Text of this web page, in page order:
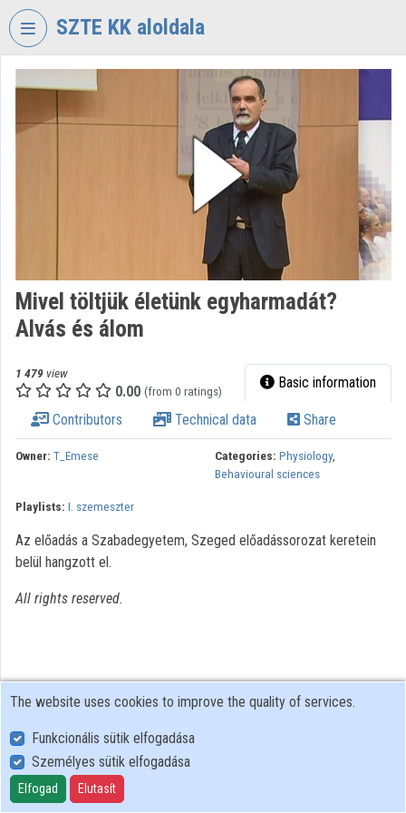
Skip header
SZTE KK aloldala
VIDEO
UNIVERSITY
Organization discovery
Categories
Organizations
Mivel töltjük életünk egyharmadát?
Alvás és álom
1 479 view
0.00 (from 0 ratings) Basic information
Contributors Technical data Share
Owner: T_Emese Categories: Physiology,
Behavioural sciences
Playlists: I. szemeszter
Az előadás a Szabadegyetem, Szeged előadássorozat keretein
belül hangzott el.
All rights reserved.
User Policy
Adatkezelési tájékoztató (en)
Cookie Policy
The website uses cookies to improve the quality of services.
Funkcionális sütik elfogadása
Személyes sütik elfogadása
Elfogad Elutasít